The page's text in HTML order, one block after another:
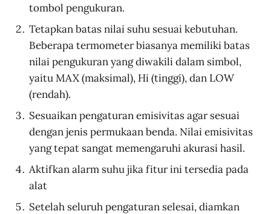
tombol pengukuran.
Tetapkan batas nilai suhu sesuai kebutuhan.
Beberapa termometer biasanya memiliki batas
nilai pengukuran yang diwakili dalam simbol,
yaitu MAX (maksimal), Hi (tinggi), dan LOW
(rendah).
Sesuaikan pengaturan emisivitas agar sesuai
dengan jenis permukaan benda. Nilai emisivitas
yang tepat sangat memengaruhi akurasi hasil.
Aktifkan alarm suhu jika fitur ini tersedia pada
alat
Setelah seluruh pengaturan selesai, diamkan